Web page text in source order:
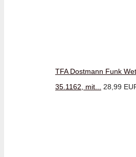
TFA Dostmann Funk
35.1162, mit...
28,99